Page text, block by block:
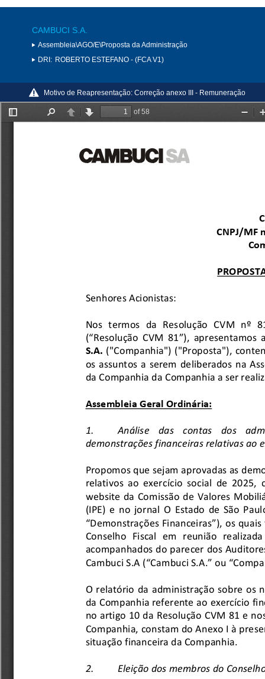
CAMBUCI S.A.
Assembleia\AGO/E\Proposta da Administração
DRI: ROBERTO ESTEFANO - (FCA V1)
Motivo de Reapresentação: Correção anexo III - Remuneração